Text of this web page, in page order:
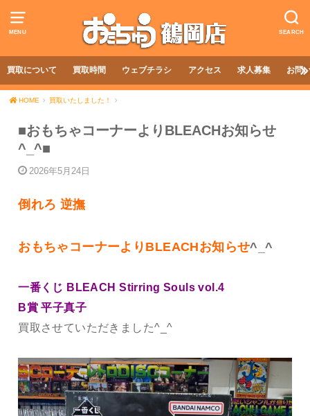
MENU SEARCH
買取について 買取時間 ウェブチラシ アクセス 求人募集 お問
HOME 買取いたしました！
■おもちゃコーナーよりBLEACHお知らせ
^_^■
2026年5月24日
倒れろ 逆撫
おもちゃコーナーよりBLEACHお知らせ^_^
一番くじ BLEACH Stirring Souls vol.4
B賞 平子真子
買取させていただきました^_^